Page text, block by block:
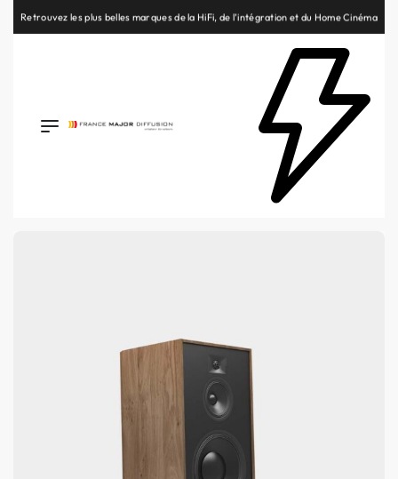
Retrouvez les plus belles marques de la HiFi, de l’intégration et du Home Cinéma